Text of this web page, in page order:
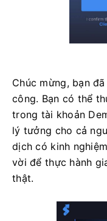
Chúc mừng, bạn
công. Bạn có thể
trong tài khoản
lý tưởng cho cả
dịch có kinh
vời để thực hành
thật.